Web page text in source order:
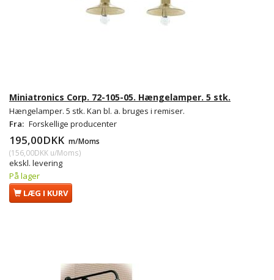
Miniatronics Corp. 72-105-05. Hængelamper. 5 stk.
Hængelamper. 5 stk. Kan bl. a. bruges i remiser.
Fra: Forskellige producenter
195,00DKK m/Moms
(156,00DKK u/Moms)
ekskl. levering
På lager
LÆG I KURV